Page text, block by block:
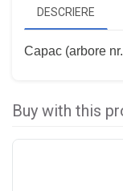
DESCRIERE
Capac (arbore
Buy with this